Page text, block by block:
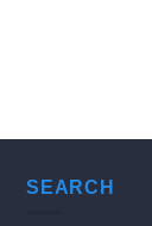
SEARCH